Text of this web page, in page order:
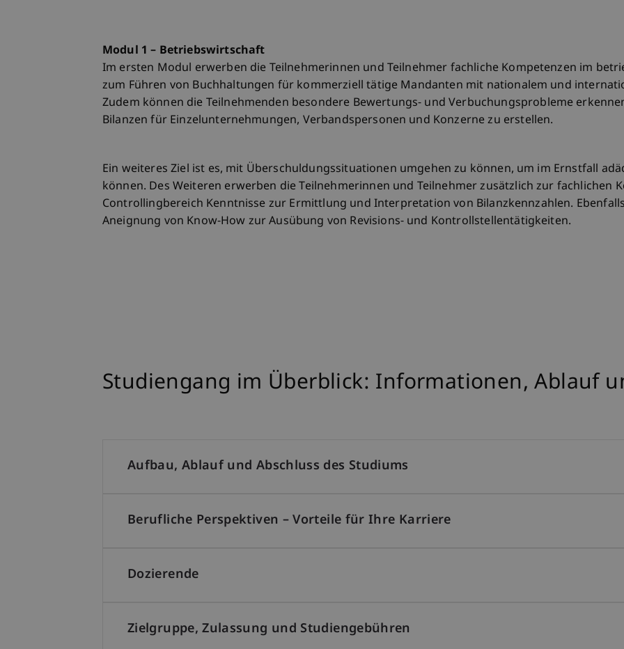
Modul 1 – Betriebswirtschaft
Im ersten Modul erwerben die Teilnehmerinnen und Teilnehmer fachliche Kompetenzen im
zum Führen von Buchhaltungen für kommerziell tätige Mandanten mit nationalem und
Zudem können die Teilnehmenden besondere Bewertungs‐ und Verbuchungsprobleme
Bilanzen für Einzelunternehmungen, Verbandspersonen und Konzerne zu erstellen.
Ein weiteres Ziel ist es, mit Überschuldungssituationen umgehen zu können, um im Ernstfall
können. Des Weiteren erwerben die Teilnehmerinnen und Teilnehmer zusätzlich zur fachlichen
Controllingbereich Kenntnisse zur Ermittlung und Interpretation von Bilanzkennzahlen.
Aneignung von Know‐How zur Ausübung von Revisions‐ und Kontrollstellentätigkeiten.
Studiengang im Überblick: Informationen, Ablauf
Aufbau, Ablauf und Abschluss des Studiums
Berufliche Perspektiven – Vorteile für Ihre Karriere
Dozierende
Zielgruppe, Zulassung und Studiengebühren